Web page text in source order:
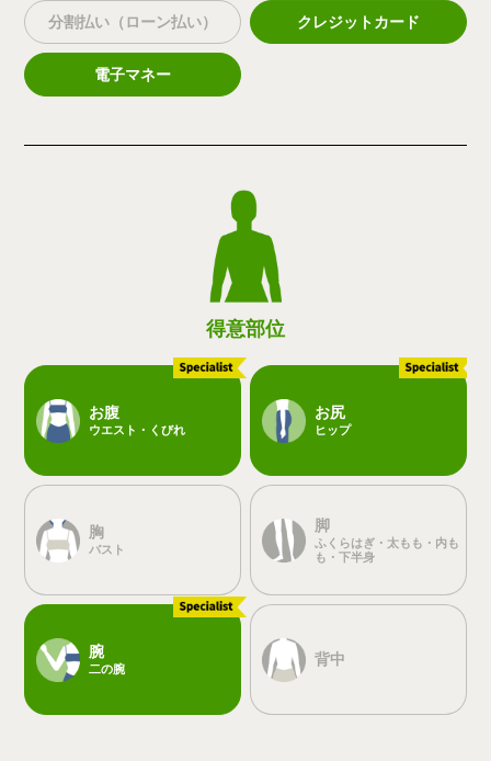
分割払い（ローン払い） クレジットカード
電子マネー
得意部位
お腹
ウエスト・くびれ
お尻
ヒップ
胸
バスト
脚
ふくらはぎ・太もも・内も
も・下半身
腕
二の腕
背中